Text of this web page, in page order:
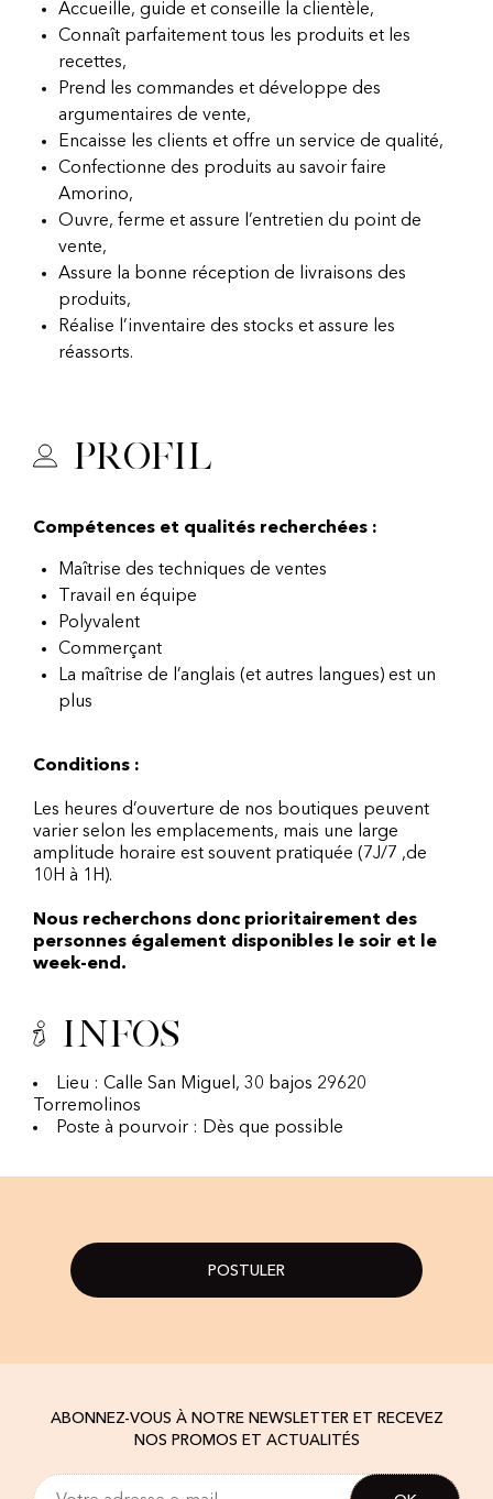
Accueille, guide et conseille la clientèle,
Connaît parfaitement tous les produits et les
recettes,
Prend les commandes et développe des
argumentaires de vente,
Encaisse les clients et offre un service de qualité,
Confectionne des produits au savoir faire
Amorino,
Ouvre, ferme et assure l’entretien du point de
vente,
Assure la bonne réception de livraisons des
produits,
Réalise l’inventaire des stocks et assure les
réassorts.
Profil
Compétences et qualités recherchées :
Maîtrise des techniques de ventes
Travail en équipe
Polyvalent
Commerçant
La maîtrise de l’anglais (et autres langues) est un
plus
Conditions :
Les heures d’ouverture de nos boutiques peuvent
varier selon les emplacements, mais une large
amplitude horaire est souvent pratiquée (7J/7 ,de
10H à 1H).
Nous recherchons donc prioritairement des
personnes également disponibles le soir et le
week-end.
Infos
Lieu : Calle San Miguel, 30 bajos 29620
Torremolinos
Poste à pourvoir : Dès que possible
POSTULER
ABONNEZ-VOUS À NOTRE NEWSLETTER ET RECEVEZ
NOS PROMOS ET ACTUALITÉS